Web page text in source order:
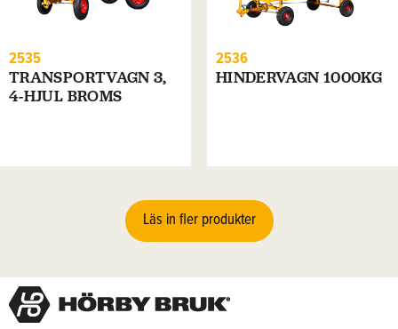
2535
TRANSPORTVAGN 3,
4-HJUL BROMS
2536
HINDERVAGN 1000KG
Läs in fler produkter